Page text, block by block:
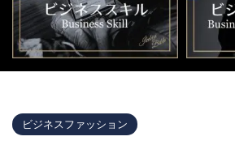
ビジネスファッション